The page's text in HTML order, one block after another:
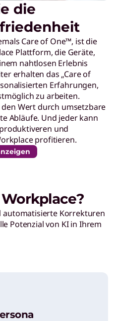
die
Care of One™, ist die
Plattform, die Geräte,
nahtlosen Erlebnis
erhalten das „Care of
Erfahrungen,
zu arbeiten.
Wert durch umsetzbare
Abläufe. Und jeder kann
und
profitieren.
Korrekturen
Potenzial von KI in Ihrem